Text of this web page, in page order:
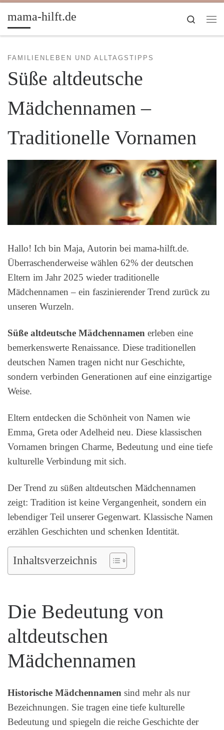
Zum Inhalt springen
mama-hilft.de
Search
FAMILIENLEBEN UND ALLTAGSTIPPS
Süße altdeutsche
Mädchennamen –
Traditionelle Vornamen
Hallo! Ich bin Maja, Autorin bei mama-hilft.de.
Überraschenderweise wählen 62% der deutschen
Eltern im Jahr 2025 wieder traditionelle
Mädchennamen – ein faszinierender Trend zurück zu
unseren Wurzeln.
Süße altdeutsche Mädchennamen erleben eine
bemerkenswerte Renaissance. Diese traditionellen
deutschen Namen tragen nicht nur Geschichte,
sondern verbinden Generationen auf eine einzigartige
Weise.
Eltern entdecken die Schönheit von Namen wie
Emma, Greta oder Adelheid neu. Diese klassischen
Vornamen bringen Charme, Bedeutung und eine tiefe
kulturelle Verbindung mit sich.
Der Trend zu süßen altdeutschen Mädchennamen
zeigt: Tradition ist keine Vergangenheit, sondern ein
lebendiger Teil unserer Gegenwart. Klassische Namen
erzählen Geschichten und schenken Identität.
Inhaltsverzeichnis
Die Bedeutung von
altdeutschen
Mädchennamen
Historische Mädchennamen sind mehr als nur
Bezeichnungen. Sie tragen eine tiefe kulturelle
Bedeutung und spiegeln die reiche Geschichte der